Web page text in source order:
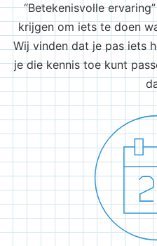
“Betekenisvolle
krijgen om iets te doen
Wij vinden dat je pas iets
je die kennis toe kunt